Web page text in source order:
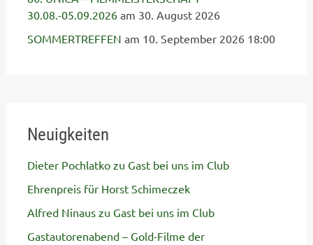
30.08.-05.09.2026am 30. August 2026
SOMMERTREFFEN am 10. September 2026 18:00
Neuigkeiten
Dieter Pochlatko zu Gast bei uns im Club
Ehrenpreis für Horst Schimeczek
Alfred Ninaus zu Gast bei uns im Club
Gastautorenabend – Gold-Filme der